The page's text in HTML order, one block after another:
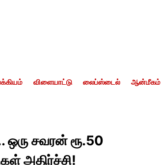
விளையாட்டு லைப்ஸ்டைல் ஆன்மீகம்
ஒரு சவரன் ரூ.50
அதிர்ச்சி!